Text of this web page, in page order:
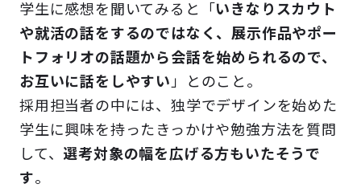
学生に感想を聞いてみると「 いきなりスカウト
や就活の話をするのではなく、展示作品やポー
トフォリオの話題から会話を始められるので、
お互いに話をしやすい 」とのこと。
採用担当者の中には、独学でデザインを始めた
学生に興味を持ったきっかけや勉強方法を質問
して、 選考対象の幅を広げる方もいたそうで
す。